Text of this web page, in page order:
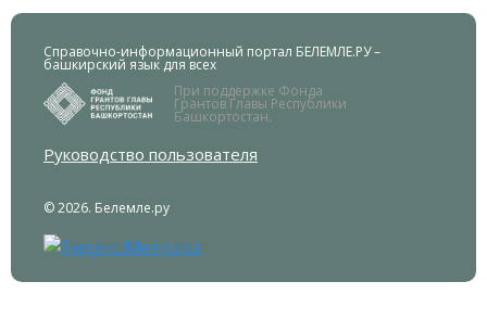
Справочно-информационный портал БЕЛЕМЛЕ.РУ –
башкирский язык для всех
При поддержке Фонда
Грантов Главы Республики
Башкортостан.
Руководство пользователя
© 2026. Белемле.ру